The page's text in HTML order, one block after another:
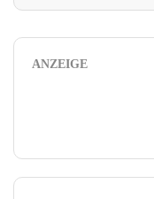
ANZEIGE